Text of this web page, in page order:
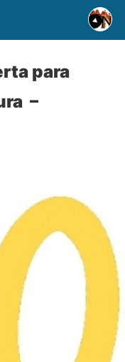
para
–